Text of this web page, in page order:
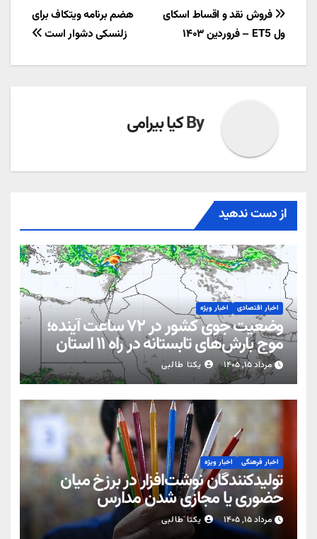
راهبری
نوشته
هضم برنامه ویتکاف برای
زلنسکی دشوار است
فروش نقد و اقساط اسکای
ول ET5 – فروردین ۱۴۰۳
Byکیا بیرامی
از دست ندهید
اخبار اقتصادی اخبار ویژه
وضعیت جوی کشور در ۷۲ ساعت آینده؛
موج بارش‌های تابستانه در راه ۱۱ استان
مرداد ۱۵, ۱۴۰۵ یکتا طالبی
اخبار فرهنگی اخبار ویژه
تولیدکنندگان نوشت‌افزار در برزخ میان
حضوری یا مجازی شدن مدارس
مرداد ۱۵, ۱۴۰۵ یکتا طالبی